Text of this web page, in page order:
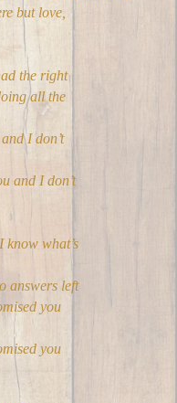
but love,
the right
all the
I don’t
and I don’t
know what’s
answers left
you
you